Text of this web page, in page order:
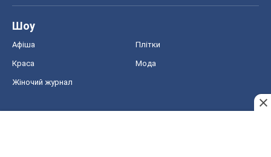
Шоу
Афіша Плітки
Краса Мода
Жіночий журнал